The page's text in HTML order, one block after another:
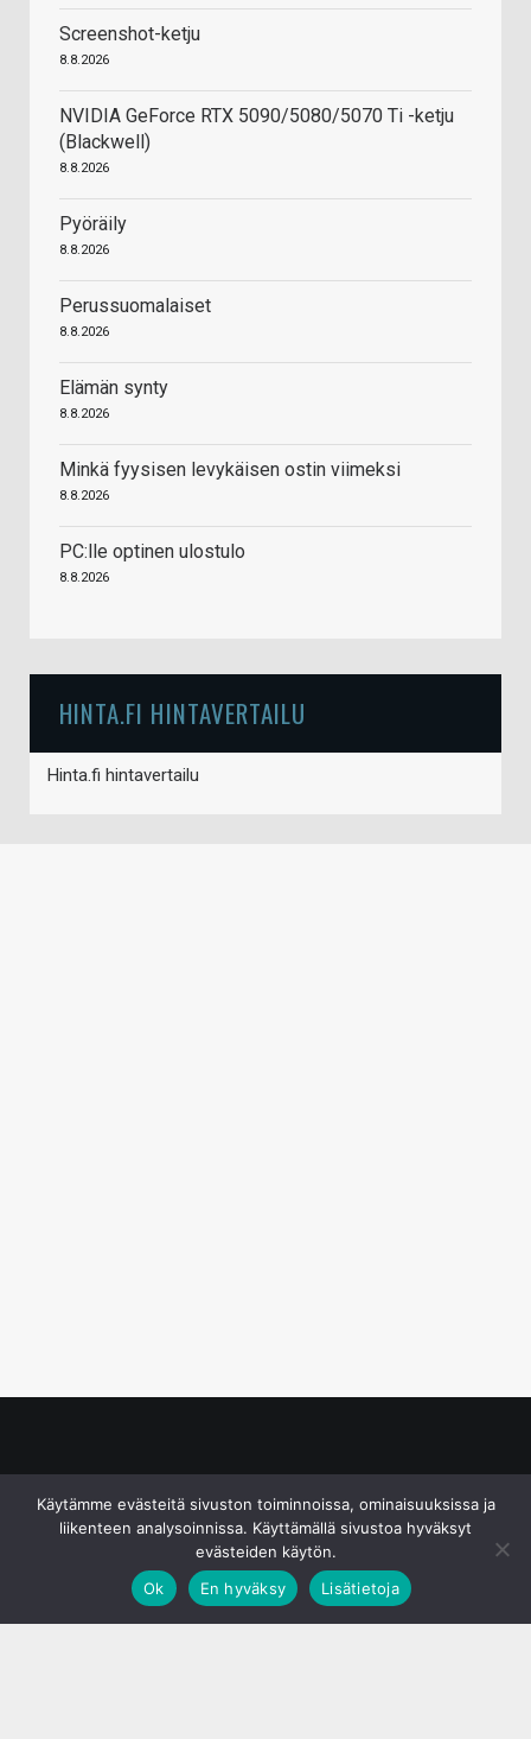
Screenshot-ketju
8.8.2026
NVIDIA GeForce RTX 5090/5080/5070 Ti -ketju
(Blackwell)
8.8.2026
Pyöräily
8.8.2026
Perussuomalaiset
8.8.2026
Elämän synty
8.8.2026
Minkä fyysisen levykäisen ostin viimeksi
8.8.2026
PC:lle optinen ulostulo
8.8.2026
HINTA.FI HINTAVERTAILU
Hinta.fi hintavertailu
Käytämme evästeitä sivuston toiminnoissa, ominaisuuksissa ja
liikenteen analysoinnissa. Käyttämällä sivustoa hyväksyt
evästeiden käytön.
Ok
En hyväksy Lisätietoja